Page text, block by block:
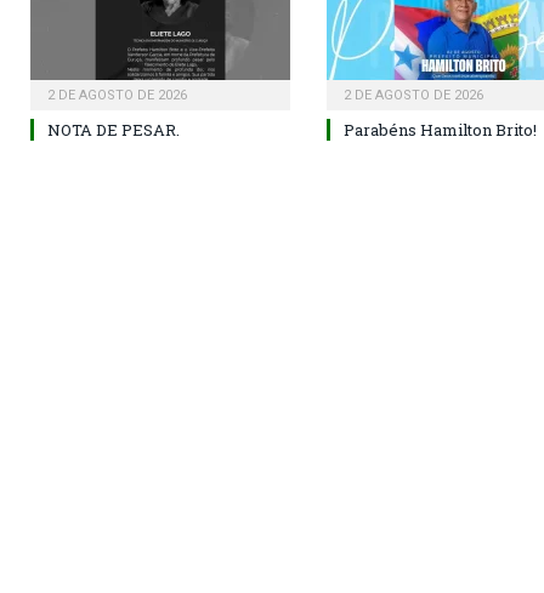
2 DE AGOSTO DE 2026
NOTA DE PESAR.
2 DE AGOSTO DE 2026
Parabéns Hamilton Brito!